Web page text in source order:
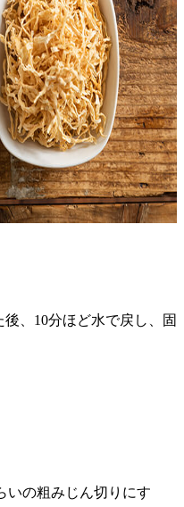
、10分ほど水で戻し、固
いの粗みじん切りにす